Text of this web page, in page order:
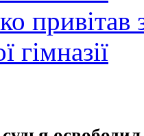
гімназії